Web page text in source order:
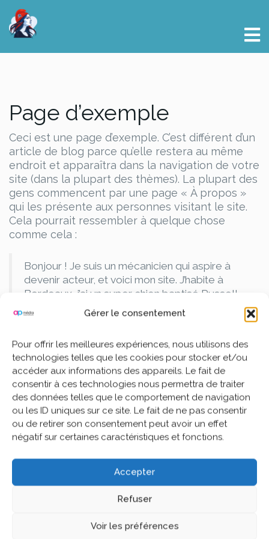
Gérer le consentement
Pour offrir les meilleures expériences, nous utilisons des
technologies telles que les cookies pour stocker et/ou
accéder aux informations des appareils. Le fait de
consentir à ces technologies nous permettra de traiter
des données telles que le comportement de navigation
ou les ID uniques sur ce site. Le fait de ne pas consentir
ou de retirer son consentement peut avoir un effet
négatif sur certaines caractéristiques et fonctions.
Accepter
Refuser
Voir les préférences
Page d’exemple
Ceci est une page d’exemple. C’est différent d’un
article de blog parce qu’elle restera au même
endroit et apparaîtra dans la navigation de votre
site (dans la plupart des thèmes). La plupart des
gens commencent par une page « À propos »
qui les présente aux personnes visitant le site.
Cela pourrait ressembler à quelque chose
comme cela :
Bonjour ! Je suis un mécanicien qui aspire à
devenir acteur, et voici mon site. J’habite à
Bordeaux, j’ai un super chien baptisé Russell,
et j’aime la vodka (ainsi qu’être surpris par la
pluie soudaine lors de longues balades sur la
…ou quelque chose comme cela :
La société 123 Machin Truc a été créée en
1971, et n’a cessé de proposer au public des
machins-trucs de qualité depuis lors. Située à
Saint-Remy-en-Bouzemont-Saint-Genest-et-
personnes, et fabrique toutes sortes de
En tant que nouvel utilisateur ou utilisatrice de